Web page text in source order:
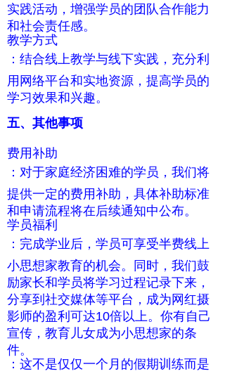
实践活动，增强学员的团队合作能力
和社会责任感。
教学方式
：结合线上教学与线下实践，充分利
用网络平台和实地资源，提高学员的
学习效果和兴趣。
五、其他事项
费用补助
：对于家庭经济困难的学员，我们将
提供一定的费用补助，具体补助标准
和申请流程将在后续通知中公布。
学员福利
：完成学业后，学员可享受半费线上
小思想家教育的机会。同时，我们鼓
励家长和学员将学习过程记录下来，
分享到社交媒体等平台，成为网红摄
影师的盈利可达10倍以上。你有自己
宣传，教育儿女成为小思想家的条
件。
：这不是仅仅一个月的假期训练而是